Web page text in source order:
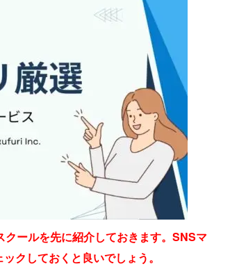
ールを先に紹介しておきます。SNSマ
クしておくと良いでしょう。